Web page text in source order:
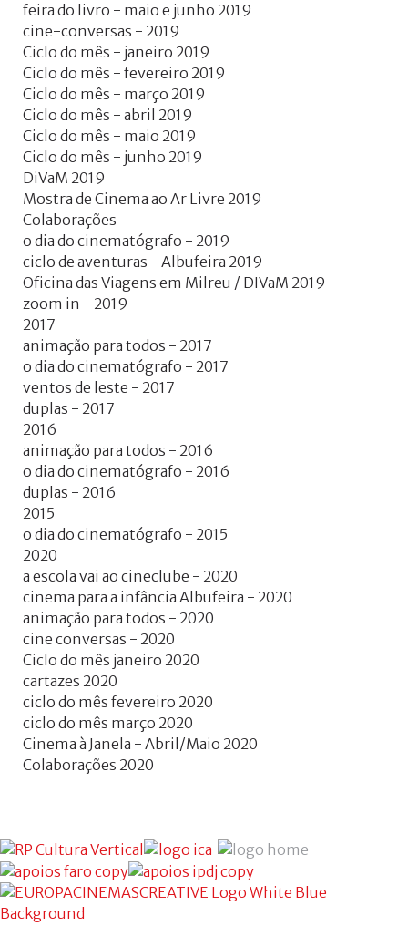
feira do livro - maio e junho 2019
cine-conversas - 2019
Ciclo do mês - janeiro 2019
Ciclo do mês - fevereiro 2019
Ciclo do mês - março 2019
Ciclo do mês - abril 2019
Ciclo do mês - maio 2019
Ciclo do mês - junho 2019
DiVaM 2019
Mostra de Cinema ao Ar Livre 2019
Colaborações
o dia do cinematógrafo - 2019
ciclo de aventuras - Albufeira 2019
Oficina das Viagens em Milreu / DIVaM 2019
zoom in - 2019
2017
animação para todos - 2017
o dia do cinematógrafo - 2017
ventos de leste - 2017
duplas - 2017
2016
animação para todos - 2016
o dia do cinematógrafo - 2016
duplas - 2016
2015
o dia do cinematógrafo - 2015
2020
a escola vai ao cineclube - 2020
cinema para a infância Albufeira - 2020
animação para todos - 2020
cine conversas - 2020
Ciclo do mês janeiro 2020
cartazes 2020
ciclo do mês fevereiro 2020
ciclo do mês março 2020
Cinema à Janela - Abril/Maio 2020
Colaborações 2020